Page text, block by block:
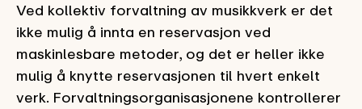
Ved kollektiv forvaltning av musikkverk er det
ikke mulig å innta en reservasjon ved
maskinlesbare metoder, og det er heller ikke
mulig å knytte reservasjonen til hvert enkelt
verk. Forvaltningsorganisasjonene kontrollerer